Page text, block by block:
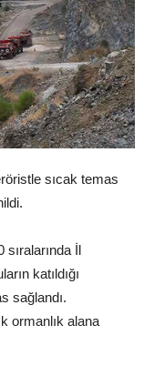
sıcak temas
İl
katıldığı
sağlandı.
ormanlık alana